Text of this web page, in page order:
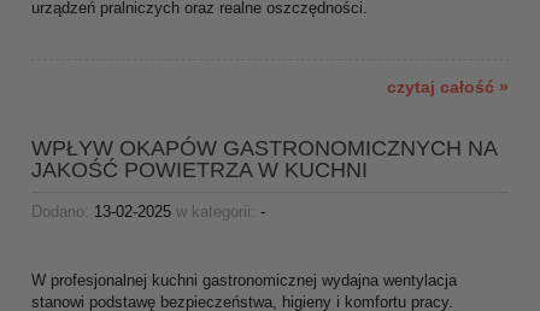
urządzeń pralniczych oraz realne oszczędności.
czytaj całość »
WPŁYW OKAPÓW GASTRONOMICZNYCH NA
JAKOŚĆ POWIETRZA W KUCHNI
Dodano: 13-02-2025 w kategorii: -
W profesjonalnej kuchni gastronomicznej wydajna wentylacja
stanowi podstawę bezpieczeństwa, higieny i komfortu pracy.